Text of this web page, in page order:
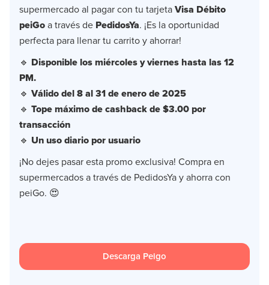
supermercado al pagar con tu tarjeta Visa Débito
peiGo a través de PedidosYa. ¡Es la oportunidad
perfecta para llenar tu carrito y ahorrar!
🔹
Disponible los miércoles y viernes hasta las 12
PM.
🔹 Válido del 8 al 31 de enero de 2025
🔹 Tope máximo de cashback de $3.00 por
transacción
🔹 Un uso diario por usuario
¡No dejes pasar esta promo exclusiva! Compra en
supermercados a través de PedidosYa y ahorra con
peiGo. 😍
Descarga Peigo